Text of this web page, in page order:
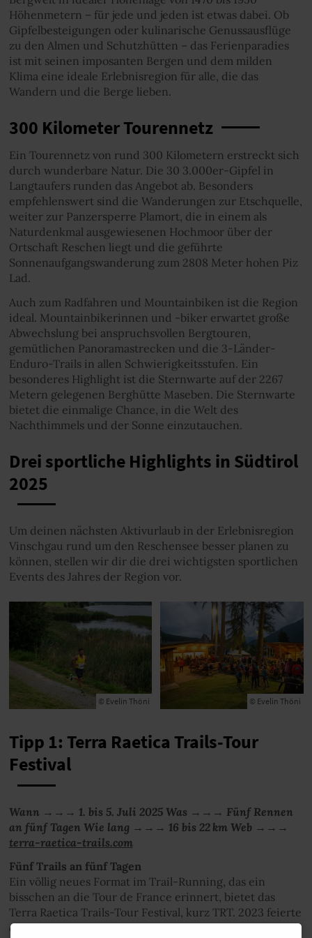
Höhenmetern – für jede und jeden ist etwas dabei. Ob
Gipfelbesteigungen oder kulinarische Genussausflüge
zu den Almen und Schutzhütten – das Ferienparadies
ist mit seinen imposanten Bergen und dem milden
Klima eine ideale Erlebnisregion für alle, die das
Wandern und die Berge lieben.
300 Kilometer Tourennetz
Ein Tourennetz von rund 300 Kilometern erstreckt sich
durch wunderbare Natur. Die 30 3.000er-Gipfel in
Langtaufers runden das Angebot ab. Besonders
empfehlenswert sind die Wanderungen zur Etschquelle,
weiter zur Panzersperre Plamort, die in einem als
Naturdenkmal ausgewiesenen Hochmoor über der
Ortschaft Reschen liegt und die geführte
Sonnenaufgangswanderung zum 2808 Meter hohen Piz
Lad.
Auch zum Radfahren und Mountainbiken ist die Region
ideal. Mountainbikerinnen und -biker erwartet große
Abwechslung bei anspruchsvollen Bergtouren,
gemütlichen Panoramastrecken und die 3-Länder-
Enduro-Trails in allen Schwierigkeitsstufen. Ein
besonderes Highlight ist die Sternwarte auf der 2267
Metern gelegenen Berghütte Maseben. Die Sternwarte
bietet die einmalige Chance, in die Welt des
Nachthimmels und der Sonne einzutauchen.
Drei sportliche Highlights in Südtirol
2025
Um deinen nächsten Aktivurlaub in der Erlebnisregion
Vinschgau rund um den Reschensee besser planen zu
können, stellen wir dir die drei wichtigsten sportlichen
Events des Jahres der Region vor.
© Evelin Thöni © Evelin Thöni
Tipp 1: Terra Raetica Trails-Tour
Festival
Wann →→→ 1. bis 5. Juli 2025 Was →→→ Fünf Rennen
an fünf Tagen Wie lang →→→ 16 bis 22 km Web →→→
terra-raetica-trails.com
Fünf Trails an fünf Tagen
Ein völlig neues Format im Trail-Running, das ein
bisschen an die Tour de France erinnert, bietet das
Terra Raetica Trails-Tour Festival, kurz TRT. 2023 feierte
das Event im Festival-Format seine Premiere. Dabei